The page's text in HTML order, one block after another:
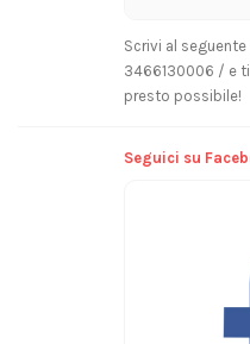
Scrivi al
3466130006 / e
presto possibile!
Seguici su